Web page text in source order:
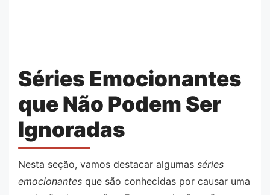
Séries Emocionantes
que Não Podem Ser
Ignoradas
Nesta seção, vamos destacar algumas séries
emocionantes que são conhecidas por causar uma